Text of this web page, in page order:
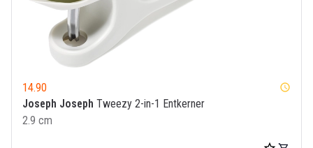
14.90 watch_later
Joseph Joseph Tweezy 2-in-1 Entkerner
2.9 cm